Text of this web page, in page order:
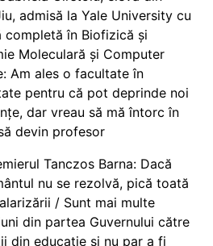
admisă la Yale University cu
completă în Biofizică și
Moleculară și Computer
Am ales o facultate în
pentru că pot deprinde noi
dar vreau să mă întorc în
devin profesor
Tanczos Barna: Dacă
nu se rezolvă, pică toată
/ Sunt mai multe
din partea Guvernului către
din educație și nu par a fi